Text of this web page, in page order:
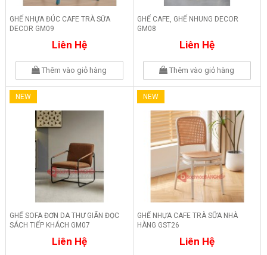
GHẾ NHỰA ĐÚC CAFE TRÀ SỮA
DECOR GM09
Liên Hệ
Thêm vào giỏ hàng
GHẾ CAFE, GHẾ NHUNG DECOR
GM08
Liên Hệ
Thêm vào giỏ hàng
NEW
GHẾ SOFA ĐƠN DA THƯ GIÃN ĐỌC
SÁCH TIẾP KHÁCH GM07
Liên Hệ
NEW
GHẾ NHỰA CAFE TRÀ SỮA NHÀ
HÀNG GST26
Liên Hệ